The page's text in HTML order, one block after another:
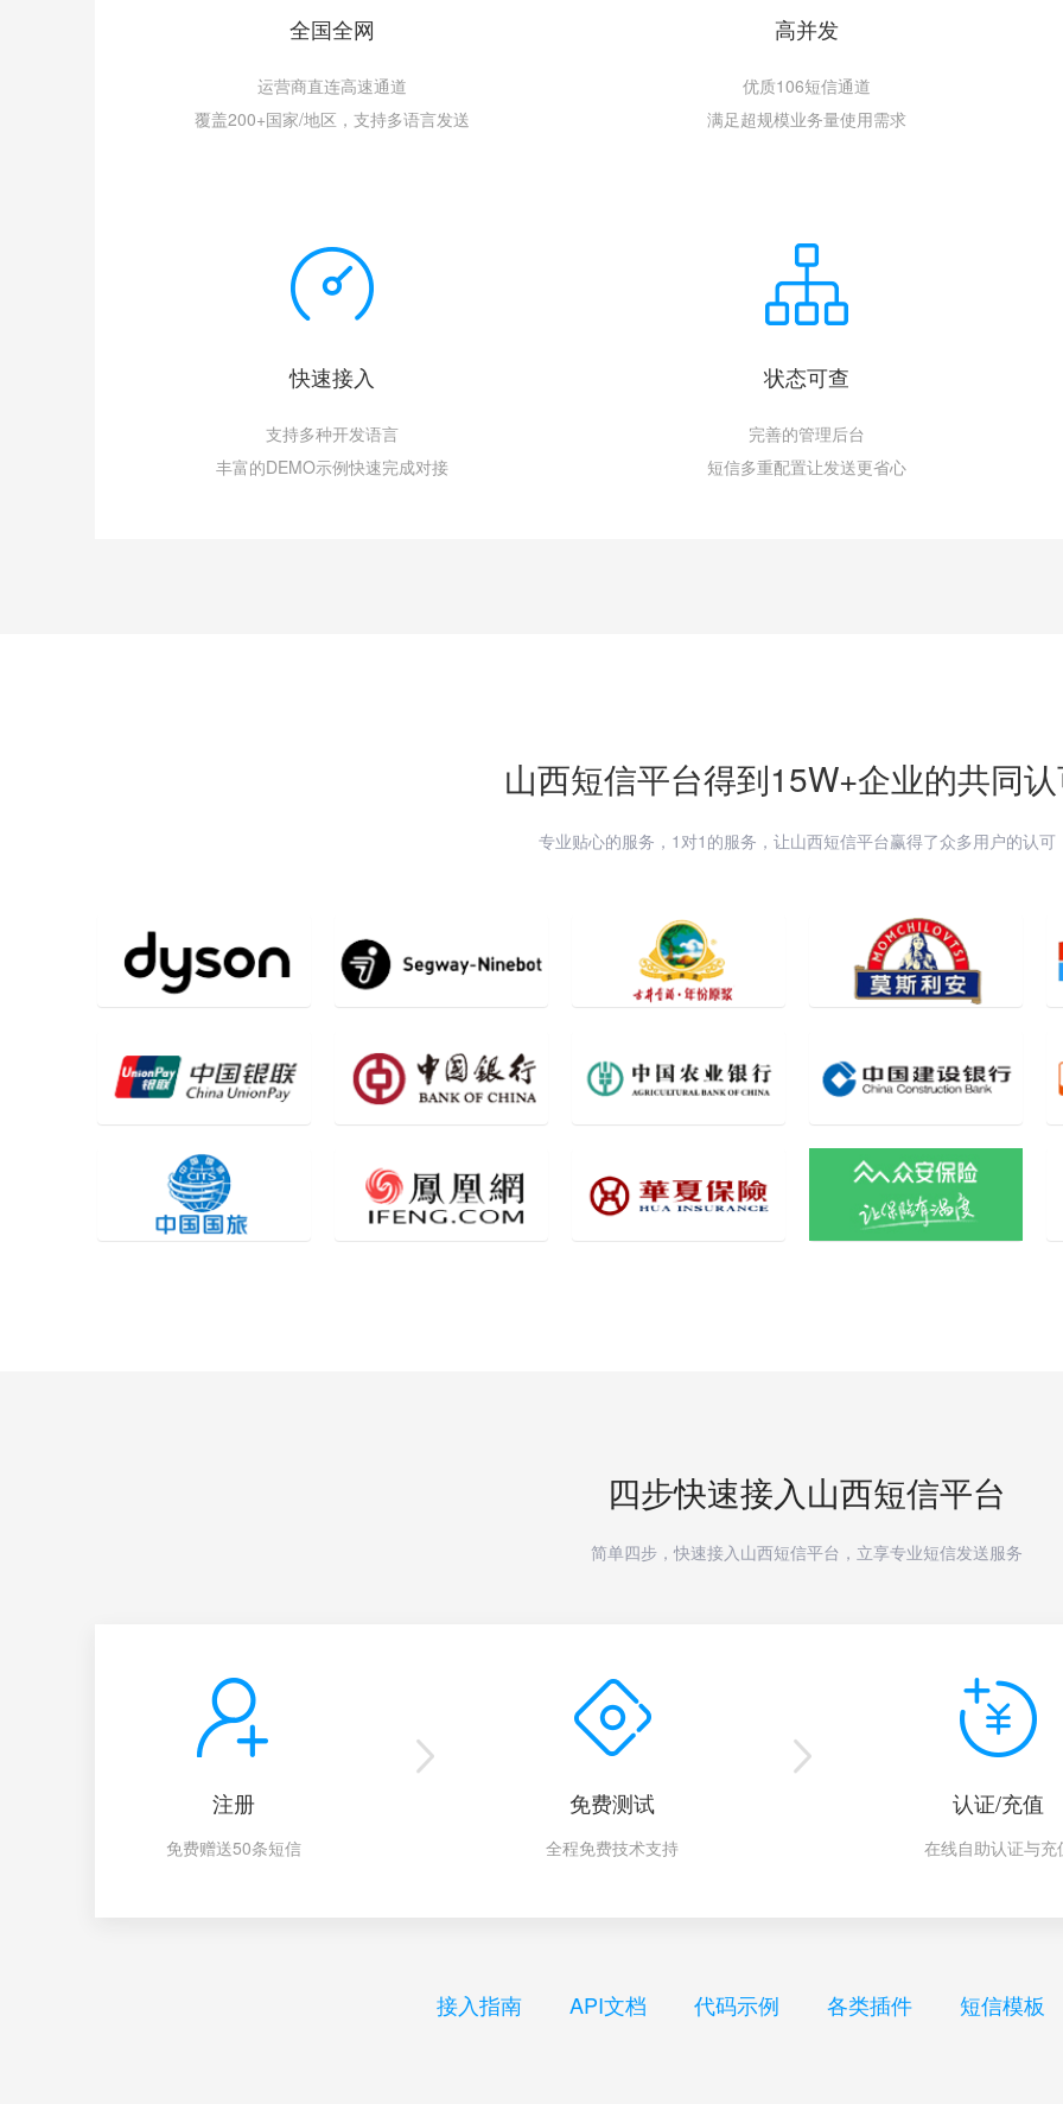
全国全网
运营商直连高速通道
覆盖200+国家/地区，支持多语言发送
高并发
优质106短信通道
满足超规模业务量使用需求
快速接入
支持多种开发语言
丰富的DEMO示例快速完成对接
状态可查
完善的管理后台
短信多重配置让发送更省心
山西短信平台得到15W+企业的共同
专业贴心的服务，1对1的服务，让山西短信平台赢得了众多用户的认可
四步快速接入山西短信平台
简单四步，快速接入山西短信平台，立享专业短信发送服务
注册
免费赠送50条短信
免费测试
全程免费技术支持
认证/充值
在线自助认证与充
接入指南 API文档 代码示例 各类插件 短信模板